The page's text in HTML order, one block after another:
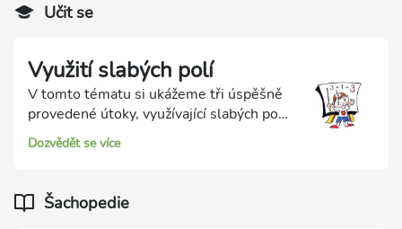
Učit se
Využití slabých polí
V tomto tématu si ukážeme tři úspěšně
provedené útoky, využívající slabých polí
v okolí soupeřova krále. Obráncova
slabá pole jsou zároveň silnými
Dozvědět se více
Šachopedie